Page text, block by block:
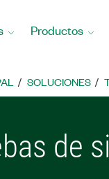
Productos
SOLUCIONES
de